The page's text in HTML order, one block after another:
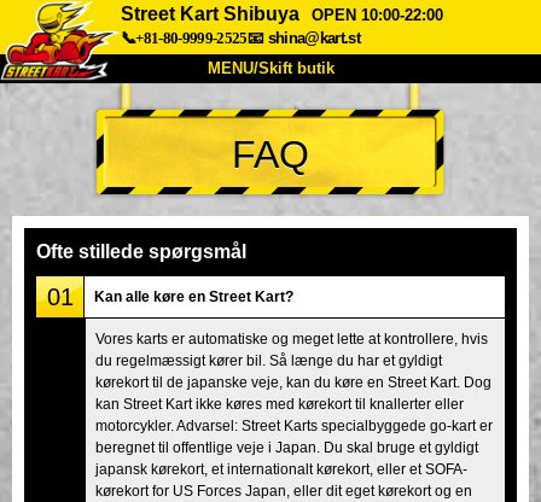
Street Kart Shibuya
OPEN 10:00-22:00
📞+81-80-9999-2525📧 shina@kart.st
MENU/Skift butik
TOP
Om Specifikationer Pris
Stemme
Virksomhed
Tokyo Shinagawa Tokyo Akihabara#1
Tokyo Akihabara#2 Tokyo Shibuya
Tokyo Shibuya Annex Tokyo Bay
Tokyo Asakusa Osaka
Okinawa
FAQ
Ofte stillede spørgsmål
01 Kan alle køre en Street Kart?
Vores karts er automatiske og meget lette at kontrollere, hvis
du regelmæssigt kører bil. Så længe du har et gyldigt
kørekort til de japanske veje, kan du køre en Street Kart. Dog
kan Street Kart ikke køres med kørekort til knallerter eller
motorcykler. Advarsel: Street Karts specialbyggede go-kart er
beregnet til offentlige veje i Japan. Du skal bruge et gyldigt
japansk kørekort, et internationalt kørekort, eller et SOFA-
kørekort for US Forces Japan, eller dit eget kørekort og en